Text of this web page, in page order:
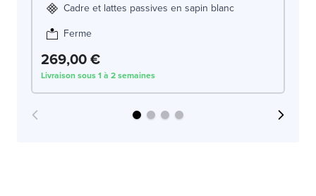
Cadre et lattes passives en sapin blanc
Ferme
269,00 €
Livraison sous 1 à 2 semaines